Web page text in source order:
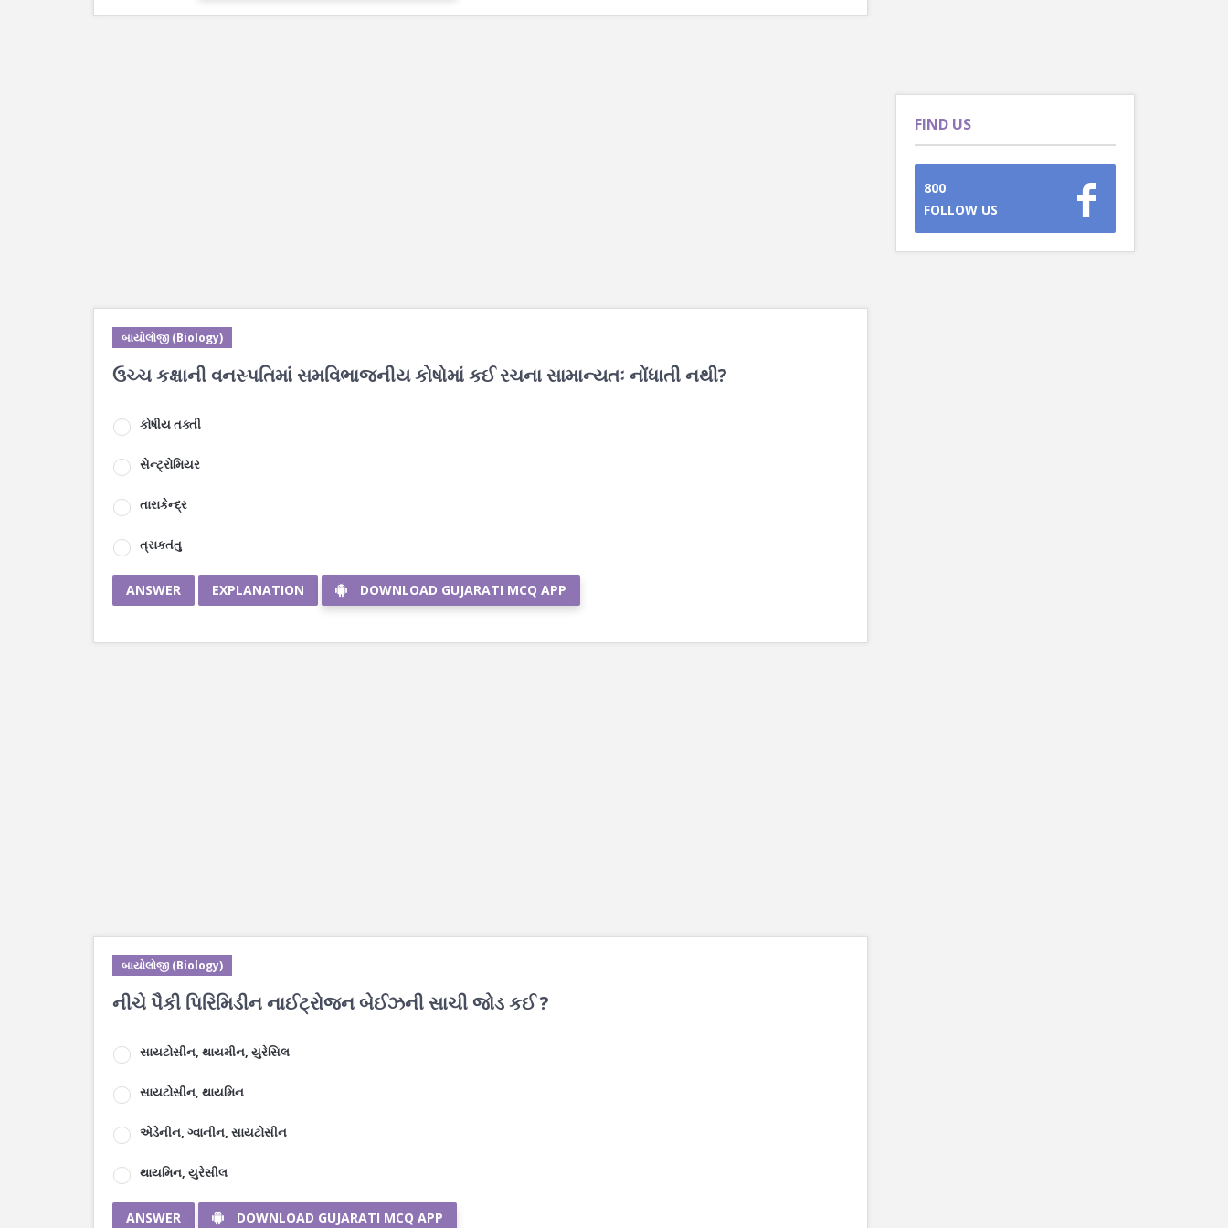
બાયોલોજી (Biology)
ઉચ્ચ કક્ષાની વનસ્પતિમાં સમવિભાજનીય કોષોમાં કઈ રચના સામાન્યતઃ નોંધાતી નથી?
કોષીય તક્તી
સેન્ટ્રોમિયર
તારાકેન્દ્ર
ત્રાકતંતુ
ANSWER EXPLANATION DOWNLOAD GUJARATI MCQ APP
બાયોલોજી (Biology)
નીચે પૈકી પિરિમિડીન નાઈટ્રોજન બેઈઝની સાચી જોડ કઈ ?
સાયટોસીન, થાયમીન, યુરેસિલ
સાયટોસીન, થાયમિન
એડેનીન, ગ્વાનીન, સાયટોસીન
થાયમિન, યુરેસીલ
ANSWER DOWNLOAD GUJARATI MCQ APP
FIND US
800
FOLLOW US